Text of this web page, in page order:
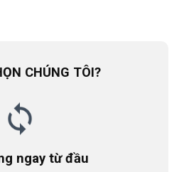
CHÚNG TÔI?
ngay từ đầu